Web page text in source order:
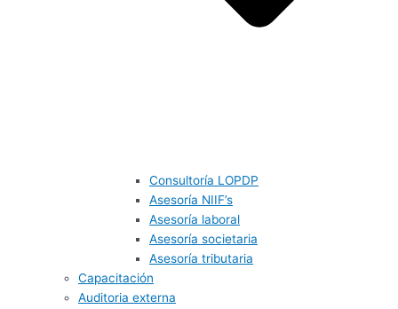
Consultoría LOPDP
Asesoría NIIF’s
Asesoría laboral
Asesoría societaria
Asesoría tributaria
Capacitación
Auditoria externa